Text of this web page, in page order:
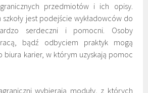
przedmiotów i ich opisy.
jest podejście wykładowców do
serdeczni i pomocni. Osoby
bądź odbyciem praktyk mogą
biura karier, w którym uzyskają pomoc
wybierają moduły, z których